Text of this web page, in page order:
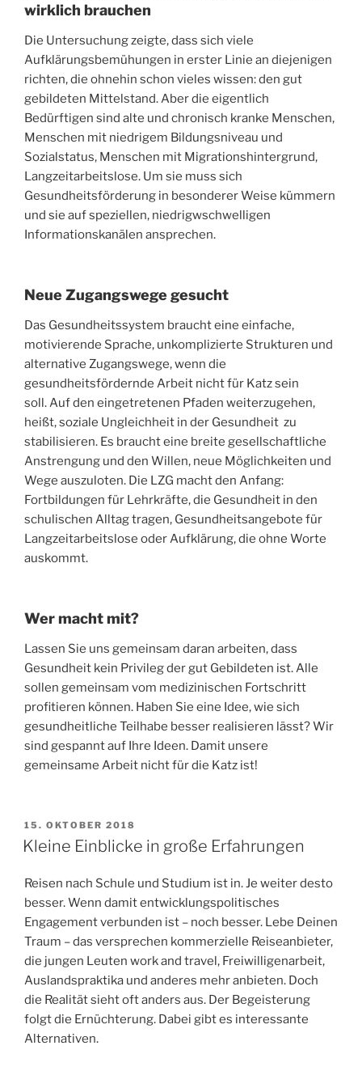
wirklich brauchen
Die Untersuchung zeigte, dass sich viele
Aufklärungsbemühungen in erster Linie an diejenigen
richten, die ohnehin schon vieles wissen: den gut
gebildeten Mittelstand. Aber die eigentlich
Bedürftigen sind alte und chronisch kranke Menschen,
Menschen mit niedrigem Bildungsniveau und
Sozialstatus, Menschen mit Migrationshintergrund,
Langzeitarbeitslose. Um sie muss sich
Gesundheitsförderung in besonderer Weise kümmern
und sie auf speziellen, niedrigwschwelligen
Informationskanälen ansprechen.
Neue Zugangswege gesucht
Das Gesundheitssystem braucht eine einfache,
motivierende Sprache, unkomplizierte Strukturen und
alternative Zugangswege, wenn die
gesundheitsfördernde Arbeit nicht für Katz sein
soll. Auf den eingetretenen Pfaden weiterzugehen,
heißt, soziale Ungleichheit in der Gesundheit zu
stabilisieren. Es braucht eine breite gesellschaftliche
Anstrengung und den Willen, neue Möglichkeiten und
Wege auszuloten. Die LZG macht den Anfang:
Fortbildungen für Lehrkräfte, die Gesundheit in den
schulischen Alltag tragen, Gesundheitsangebote für
Langzeitarbeitslose oder Aufklärung, die ohne Worte
auskommt.
Wer macht mit?
Lassen Sie uns gemeinsam daran arbeiten, dass
Gesundheit kein Privileg der gut Gebildeten ist. Alle
sollen gemeinsam vom medizinischen Fortschritt
profitieren können. Haben Sie eine Idee, wie sich
gesundheitliche Teilhabe besser realisieren lässt? Wir
sind gespannt auf Ihre Ideen. Damit unsere
gemeinsame Arbeit nicht für die Katz ist!
VERÖFFENTLICHT
AM
15. OKTOBER 2018
Kleine Einblicke in große Erfahrungen
Reisen nach Schule und Studium ist in. Je weiter desto
besser. Wenn damit entwicklungspolitisches
Engagement verbunden ist – noch besser. Lebe Deinen
Traum – das versprechen kommerzielle Reiseanbieter,
die jungen Leuten work and travel, Freiwilligenarbeit,
Auslandspraktika und anderes mehr anbieten. Doch
die Realität sieht oft anders aus. Der Begeisterung
folgt die Ernüchterung. Dabei gibt es interessante
Alternativen.